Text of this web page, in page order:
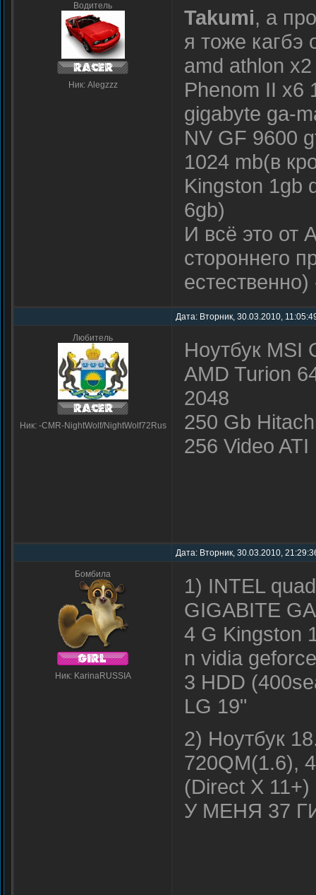
Водитель
Ник: Alegzzz
Takumi, а
я тоже кагбэ
amd athlon
Phenom II х6
gigabyte ga-
NV GF 9600
1024 mb(в
Kingston 1gb
6gb)
И всё это от
стороннего
Дата: Вторник, 30.03.2010,
Любитель
Ник: -CMR-NightWolf/NightWolf72Rus
Ноутбук MSI
AMD Turion
2048
250 Gb
256 Video
Дата: Вторник, 30.03.2010,
Бомбила
Ник: KarinaRUSSIA
1) INTEL
GIGABITE
4 G Kingston
n vidia
3 HDD
LG 19"
2) Ноутбук
720QM(1.6),
(Direct X
У МЕНЯ 37